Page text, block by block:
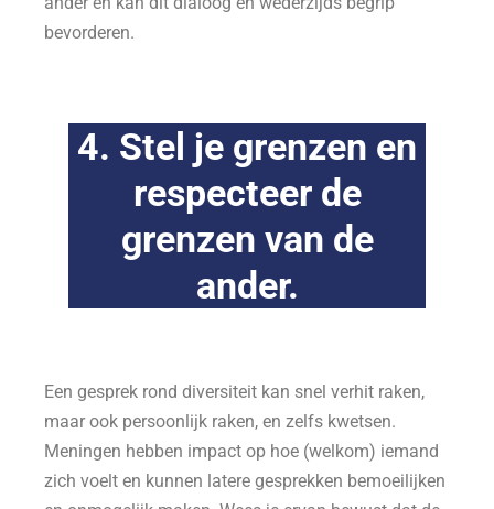
bevorderen.
4. Stel je grenzen en
respecteer de
grenzen van de
ander.
Een gesprek rond diversiteit kan snel verhit raken,
maar ook persoonlijk raken, en zelfs kwetsen.
Meningen hebben impact op hoe (welkom) iemand
zich voelt en kunnen latere gesprekken bemoeilijken